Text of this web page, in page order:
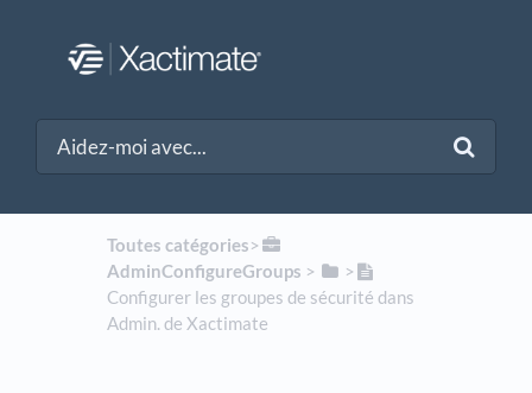
Toutes catégories​>​
AdminConfigureGroups ​ > ​
​>​
Configurer les groupes de sécurité dans
Admin. de Xactimate